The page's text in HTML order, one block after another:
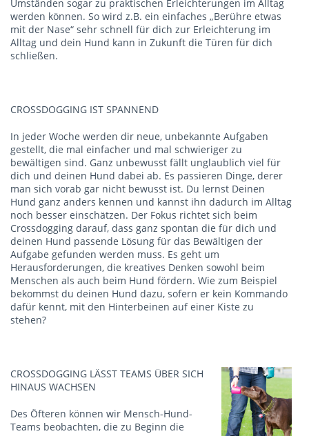
Umständen sogar zu praktischen Erleichterungen im Alltag
werden können. So wird z.B. ein einfaches „Berühre etwas
mit der Nase“ sehr schnell für dich zur Erleichterung im
Alltag und dein Hund kann in Zukunft die Türen für dich
schließen.
CROSSDOGGING IST SPANNEND
In jeder Woche werden dir neue, unbekannte Aufgaben
gestellt, die mal einfacher und mal schwieriger zu
bewältigen sind. Ganz unbewusst fällt unglaublich viel für
dich und deinen Hund dabei ab. Es passieren Dinge, derer
man sich vorab gar nicht bewusst ist. Du lernst Deinen
Hund ganz anders kennen und kannst ihn dadurch im Alltag
noch besser einschätzen. Der Fokus richtet sich beim
Crossdogging darauf, dass ganz spontan die für dich und
deinen Hund passende Lösung für das Bewältigen der
Aufgabe gefunden werden muss. Es geht um
Herausforderungen, die kreatives Denken sowohl beim
Menschen als auch beim Hund fördern. Wie zum Beispiel
bekommst du deinen Hund dazu, sofern er kein Kommando
dafür kennt, mit den Hinterbeinen auf einer Kiste zu
stehen?
CROSSDOGGING LÄSST TEAMS ÜBER SICH
HINAUS WACHSEN
Des Öfteren können wir Mensch-Hund-
Teams beobachten, die zu Beginn die